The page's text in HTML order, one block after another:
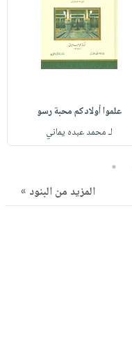
علموا أولادكم محبة رسو
لـ محمد عبده يماني
5
المزيد من البنود »